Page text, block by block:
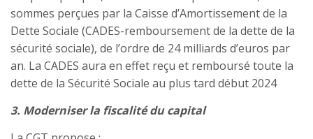
sommes perçues par la Caisse d’Amortissement de la
Dette Sociale (CADES-remboursement de la dette de la
sécurité sociale), de l’ordre de 24 milliards d’euros par
an. La CADES aura en effet reçu et remboursé toute la
dette de la Sécurité Sociale au plus tard début 2024
3. Moderniser la fiscalité du capital